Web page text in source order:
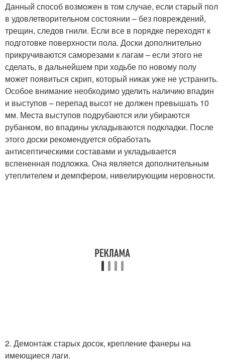
Данный способ возможен в том случае, если старый пол
в удовлетворительном состоянии – без повреждений,
трещин, следов гнили. Если все в порядке переходят к
подготовке поверхности пола. Доски дополнительно
прикручиваются саморезами к лагам – если этого не
сделать, в дальнейшем при ходьбе по новому полу
может появиться скрип, который никак уже не устранить.
Особое внимание необходимо уделить наличию впадин
и выступов – перепад высот не должен превышать 10
мм. Места выступов подрубаются или убираются
рубанком, во впадины укладываются подкладки. После
этого доски рекомендуется обработать
антисептическими составами и укладывается
вспененная подложка. Она является дополнительным
утеплителем и демпфером, нивелирующим неровности.
2. Демонтаж старых досок, крепление фанеры на
имеющиеся лаги.